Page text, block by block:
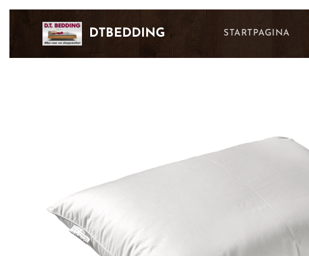
DTBEDDING STARTPAGINA